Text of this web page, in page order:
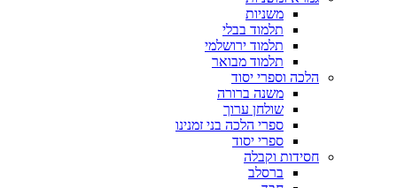
משניות
תלמוד בבלי
תלמוד ירושלמי
תלמוד מבואר
הלכה וספרי יסוד
משנה ברורה
שולחן ערוך
ספרי הלכה בני זמנינו
ספרי יסוד
חסידות וקבלה
ברסלב